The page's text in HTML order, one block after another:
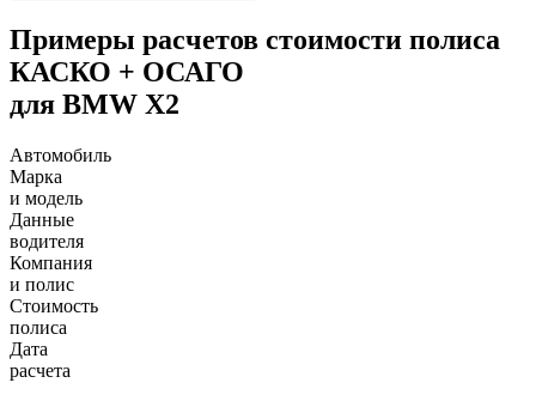
Примеры расчетов стоимости полиса
КАСКО + ОСАГО
для BMW X2
Автомобиль
Марка
и модель
Данные
водителя
Компания
и полис
Стоимость
полиса
Дата
расчета